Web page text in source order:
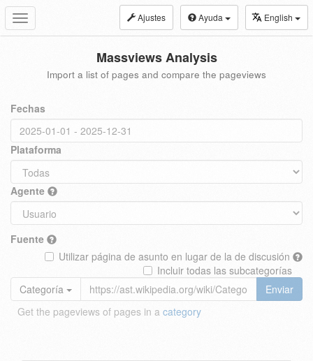
Toggle
navigation
Ajustes Ayuda English
Massviews Analysis
Import a list of pages and compare the pageviews
Fechas
Plataforma
Agente
Fuente
Utilizar página de asunto en lugar de la de discusión
Incluir todas las subcategorías
Categoría
Enviar
Get the pageviews of pages in a category